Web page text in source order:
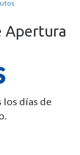
Apertura
días de